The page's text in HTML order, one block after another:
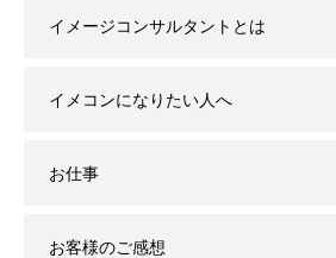
イメージコンサルタントとは
イメコンになりたい人へ
お仕事
お客様のご感想